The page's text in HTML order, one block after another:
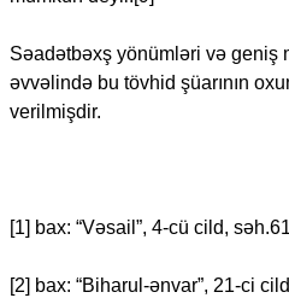
Səadətbəxş yönümləri və geniş
əvvəlində bu tövhid şüarının
verilmişdir.
[1] bax: “Vəsail”, 4-cü cild,
[2] bax: “Biharul-ənvar”, 21-ci